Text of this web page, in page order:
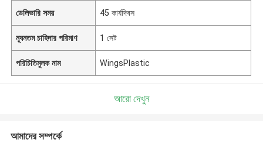
ডেলিভারি সময় 45 কার্যদিবস
ন্যূনতম চাহিদার পরিমাণ 1 সেট
পরিচিতিমুলক নাম WingsPlastic
আরো দেখুন
আমাদের সম্পর্কে